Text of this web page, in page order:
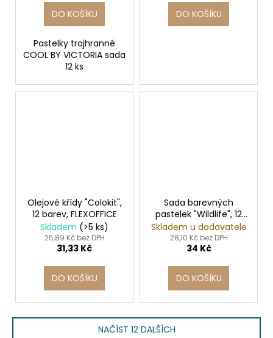
DO KOŠÍKU
Pastelky trojhranné
COOL BY VICTORIA sada
12 ks
DO KOŠÍKU
Olejové křídy "Colokit",
12 barev, FLEXOFFICE
Skladem (>5 ks)
25,89 Kč bez DPH
31,33 Kč
DO KOŠÍKU
Sada barevných
pastelek "Wildlife", 12
různých barev,
trojúhelníkový tvar,
COOL BY VICTORIA
Skladem u dodavatele
28,10 Kč bez DPH
34 Kč
DO KOŠÍKU
NAČÍST 12 DALŠÍCH